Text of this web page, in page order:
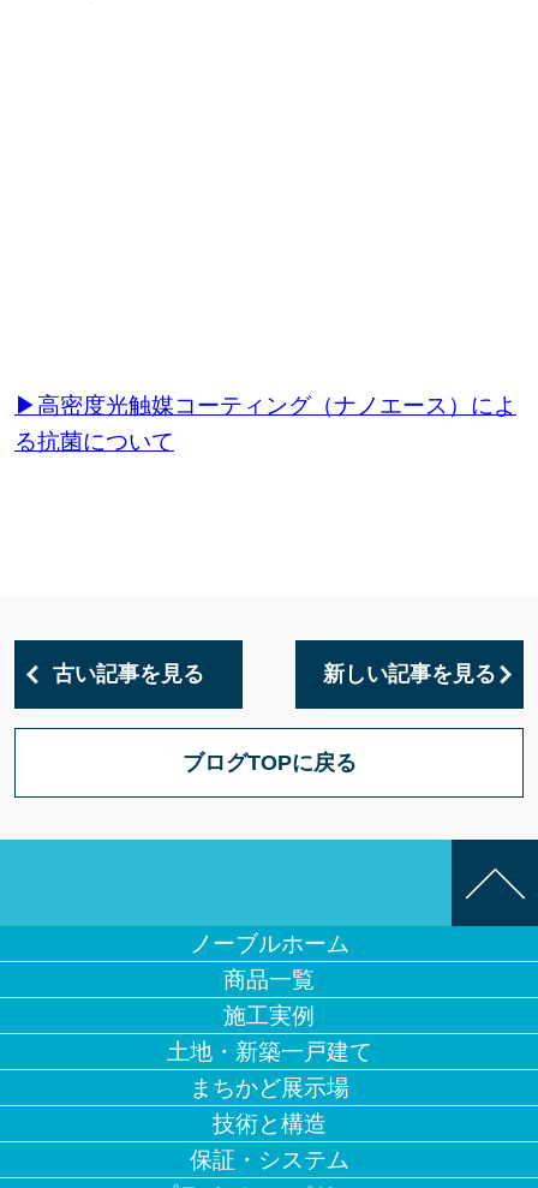
▶高密度光触媒コーティング（ナノエース）によ
る抗菌について
古い記事を見る 新しい記事を見る
ブログTOPに戻る
ノーブルホーム
商品一覧
施工実例
土地・新築一戸建て
まちかど展示場
技術と構造
保証・システム